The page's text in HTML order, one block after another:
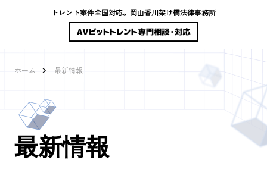
トレント案件全国対応。岡山香川架け橋法律事務所
ホーム 最新情報
最新情報